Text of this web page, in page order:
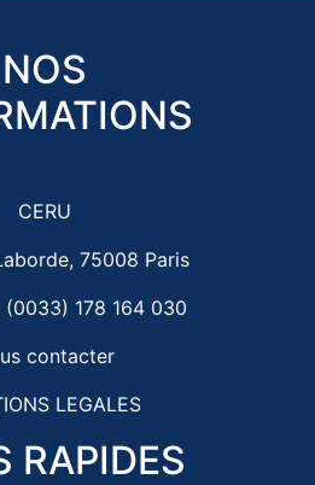
NOS
CERU
75008 Paris
(0033) 178 164 030
contacter
LEGALES
RAPIDES